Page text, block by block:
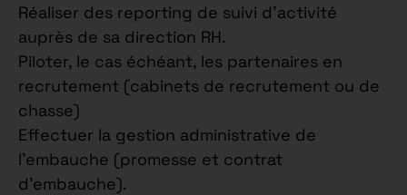
Réaliser des reporting de suivi d’activité
auprès de sa direction RH.
Piloter, le cas échéant, les partenaires en
recrutement (cabinets de recrutement ou de
chasse)
Effectuer la gestion administrative de
l’embauche (promesse et contrat
d’embauche).